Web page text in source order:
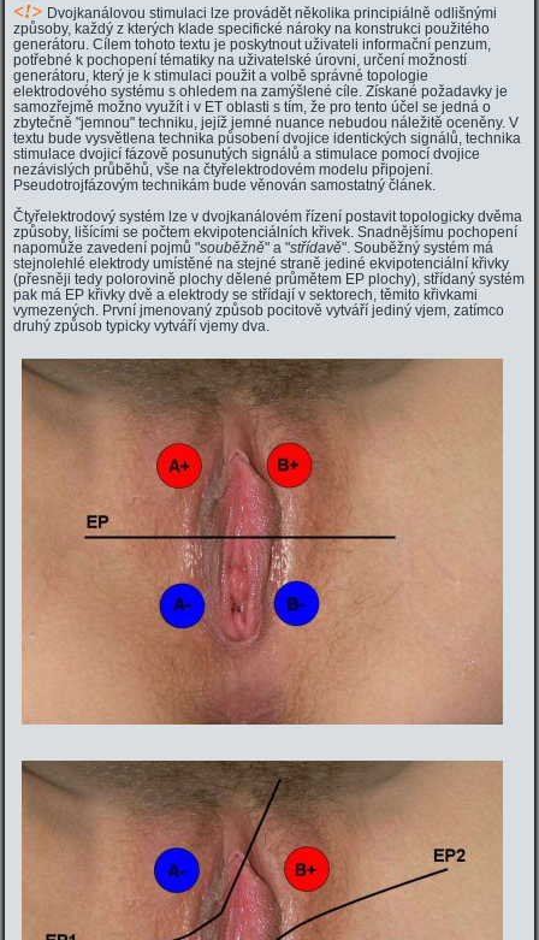
<!> Dvojkanálovou stimulaci lze provádět několika principiálně odlišnými
způsoby, každý z kterých klade specifické nároky na konstrukci použitého
generátoru. Cílem tohoto textu je poskytnout uživateli informační penzum,
potřebné k pochopení tématiky na uživatelské úrovni, určení možností
generátoru, který je k stimulaci použit a volbě správné topologie
elektrodového systému s ohledem na zamýšlené cíle. Získané požadavky je
samozřejmě možno využít i v ET oblasti s tím, že pro tento účel se jedná o
zbytečně "jemnou" techniku, jejíž jemné nuance nebudou náležitě oceněny. V
textu bude vysvětlena technika působení dvojice identických signálů, technika
stimulace dvojicí fázově posunutých signálů a stimulace pomocí dvojice
nezávislých průběhů, vše na čtyřelektrodovém modelu připojení.
Pseudotrojfázovým technikám bude věnován samostatný článek.
Čtyřelektrodový systém lze v dvojkanálovém řízení postavit topologicky dvěma
způsoby, lišícími se počtem ekvipotenciálních křivek. Snadnějšímu pochopení
napomůže zavedení pojmů "souběžně" a "střídavě". Souběžný systém má
stejnolehlé elektrody umístěné na stejné straně jediné ekvipotenciální křivky
(přesněji tedy polorovině plochy dělené průmětem EP plochy), střídaný systém
pak má EP křivky dvě a elektrody se střídají v sektorech, těmito křivkami
vymezených. První jmenovaný způsob pocitově vytváří jediný vjem, zatímco
druhý způsob typicky vytváří vjemy dva.